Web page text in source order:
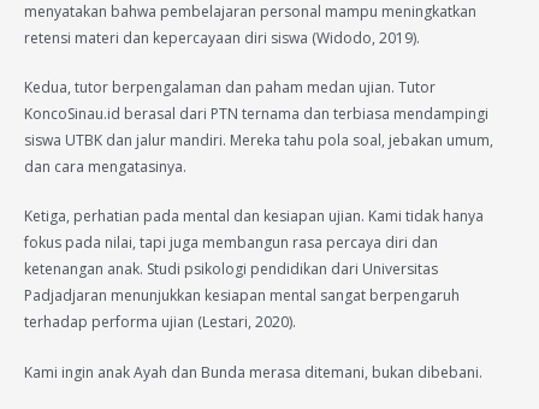
menyatakan bahwa pembelajaran personal mampu meningkatkan
retensi materi dan kepercayaan diri siswa (Widodo, 2019).
Kedua, tutor berpengalaman dan paham medan ujian. Tutor
KoncoSinau.id berasal dari PTN ternama dan terbiasa mendampingi
siswa UTBK dan jalur mandiri. Mereka tahu pola soal, jebakan umum,
dan cara mengatasinya.
Ketiga, perhatian pada mental dan kesiapan ujian. Kami tidak hanya
fokus pada nilai, tapi juga membangun rasa percaya diri dan
ketenangan anak. Studi psikologi pendidikan dari Universitas
Padjadjaran menunjukkan kesiapan mental sangat berpengaruh
terhadap performa ujian (Lestari, 2020).
Kami ingin anak Ayah dan Bunda merasa ditemani, bukan dibebani.